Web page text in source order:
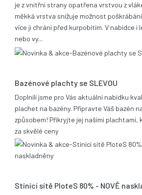
je z vnitřní strany opatřena vrstvou z
měkká vrstva snižuje možnost
více ji chrání před kurpobitím. V nabídce i
nebo vy...
Bazénové plachty se SLEVOU
Doplnili jsme pro Vás aktuální nabídku
plachet na bazény. Připravte Váš bazén
způsobem! Přikryjte jej našimi plachtami,
za skvělé ceny
Stínící sítě PloteS 80% - NOVĚ